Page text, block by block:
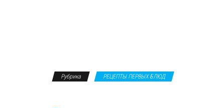
Рубрика РЕЦЕПТЫ ПЕРВЫХ БЛЮД